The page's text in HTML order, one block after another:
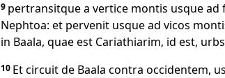
9 pertransitque a vertice montis usque ad
Nephtoa: et pervenit usque ad vicos
in Baala, quae est Cariathiarim, id est,
10 Et circuit de Baala contra occidentem,